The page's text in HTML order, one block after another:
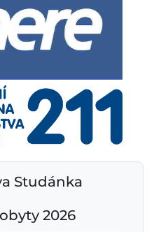
Studánka
2026